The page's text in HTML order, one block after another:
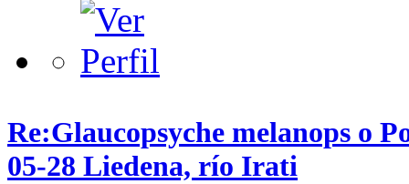
Re:Glaucopsyche melanops o
05-28 Liedena, río Irati